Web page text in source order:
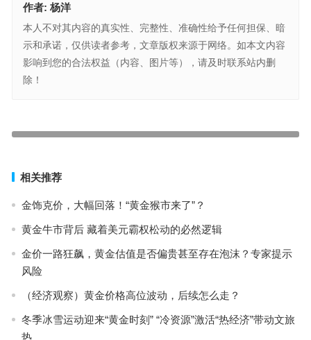
作者: 杨洋
本人不对其内容的真实性、完整性、准确性给予任何担保、暗
示和承诺，仅供读者参考，文章版权来源于网络。如本文内容
影响到您的合法权益（内容、图片等），请及时联系站内删
除！
相关推荐
金饰克价，大幅回落！“黄金猴市来了”？
黄金牛市背后 藏着美元霸权松动的必然逻辑
金价一路狂飙，黄金估值是否偏贵甚至存在泡沫？专家提示
风险
（经济观察）黄金价格高位波动，后续怎么走？
冬季冰雪运动迎来“黄金时刻” “冷资源”激活“热经济”带动文旅
热